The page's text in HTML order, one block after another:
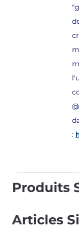
:
Produits
Articles